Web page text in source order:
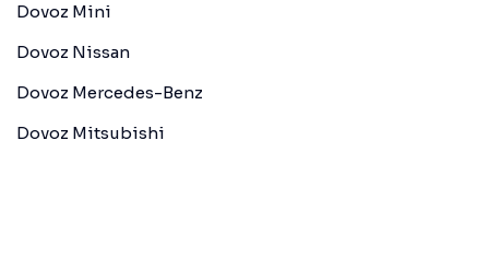
Dovoz Mini
Dovoz Nissan
Dovoz Mercedes-Benz
Dovoz Mitsubishi